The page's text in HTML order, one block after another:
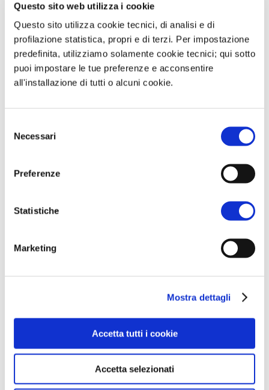
Questo sito web utilizza i cookie
Questo sito utilizza cookie tecnici, di analisi e di
profilazione statistica, propri e di terzi. Per impostazione
predefinita, utilizziamo solamente cookie tecnici; qui sotto
puoi impostare le tue preferenze e acconsentire
all'installazione di tutti o alcuni cookie.
delNecessari
Preferenze
Statistiche
Marketing
Mostra dettagli
Accetta tutti i cookie
Accetta selezionati
settimane, messi sotto pressione dalla
combinazione di previsioni meteo
relativamente miti sul breve periodo e
l’imminente festività del Capodanno
metaniera SEAPEAK GLASGOW, partita
destinazione Singapore, ma ora diretta
reload cinese verso il Vecchio
già in possesso delle credenziali oppure